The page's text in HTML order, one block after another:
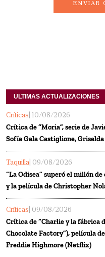
ENVIAR
ULTIMAS ACTUALIZACIONES
Críticas | 10/08/2026
Crítica de “Moria”, serie de
Sofía Gala Castiglione,
Taquilla | 09/08/2026
“La Odisea” superó el millón
y la película de Christopher
Críticas | 09/08/2026
Crítica de “Charlie y la fábrica
Chocolate Factory”), película
Freddie Highmore (Netflix)